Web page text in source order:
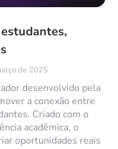
de 2025
desenvolvido pela
a conexão entre
Criado com o
acadêmica, o
oportunidades reais